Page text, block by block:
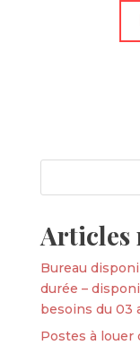
Articles
Bureau
durée –
besoins du 03
Postes à louer